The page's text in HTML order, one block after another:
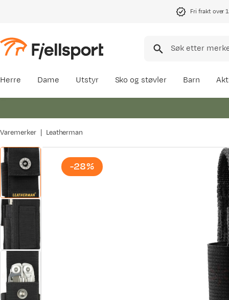
Fri frakt over
Herre Dame Utstyr Sko og støvler Barn
Varemerker Leatherman
-28%